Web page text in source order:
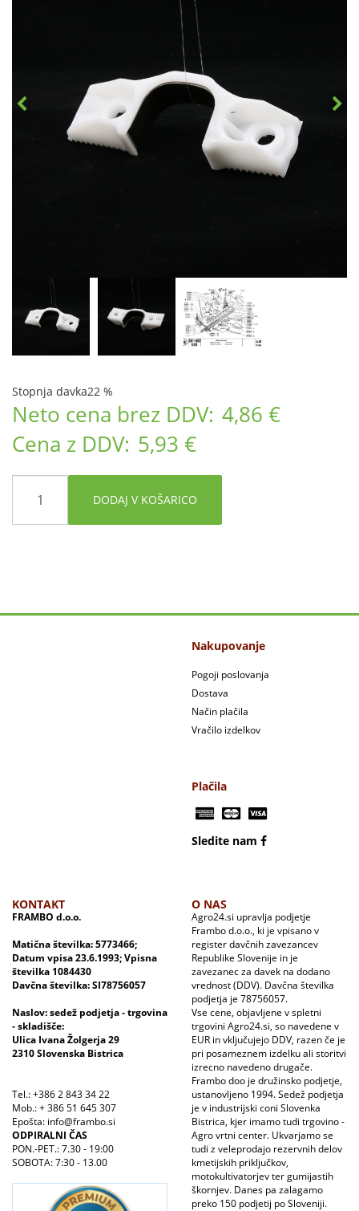
Stopnja davka22 %
Neto cena brez DDV: 4,86 €
Cena z DDV: 5,93 €
DODAJ V KOŠARICO
Nakupovanje
Pogoji poslovanja
Dostava
Način plačila
Vračilo izdelkov
Plačila
Sledite nam
KONTAKT
FRAMBO d.o.o.
Matična številka: 5773466;
Datum vpisa 23.6.1993; Vpisna
številka 1084430
Davčna številka: SI78756057
Naslov: sedež podjetja - trgovina
- skladišče:
Ulica Ivana Žolgerja 29
2310 Slovenska Bistrica
Tel.: +386 2 843 34 22
Mob.: + 386 51 645 307
Epošta: info@frambo.si
ODPIRALNI ČAS
PON.-PET.: 7.30 - 19:00
SOBOTA: 7:30 - 13.00
O NAS
Agro24.si upravlja podjetje
Frambo d.o.o., ki je vpisano v
register davčnih zavezancev
Republike Slovenije in je
zavezanec za davek na dodano
vrednost (DDV). Davčna številka
podjetja je 78756057.
Vse cene, objavljene v spletni
trgovini Agro24.si, so navedene v
EUR in vključujejo DDV, razen če je
pri posameznem izdelku ali storitvi
izrecno navedeno drugače.
Frambo doo je družinsko podjetje,
ustanovljeno 1994. Sedež podjetja
je v industrijski coni Slovenka
Bistrica, kjer imamo tudi trgovino -
Agro vrtni center. Ukvarjamo se
tudi z veleprodajo rezervnih delov
kmetijskih priključkov,
motokultivatorjev ter gumijastih
škornjev. Danes pa zalagamo
preko 150 podjetij po Sloveniji.